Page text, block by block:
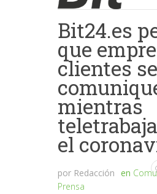
Bit24.es
que
clientes se
mientras
el
por Redacción en
Prensa